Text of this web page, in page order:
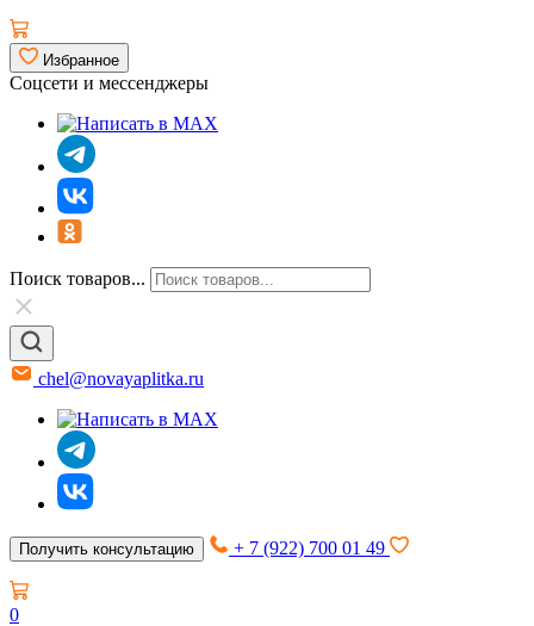
Избранное
Соцсети и мессенджеры
Поиск товаров...
chel@novayaplitka.ru
Получить консультацию + 7 (922) 700 01 49
0